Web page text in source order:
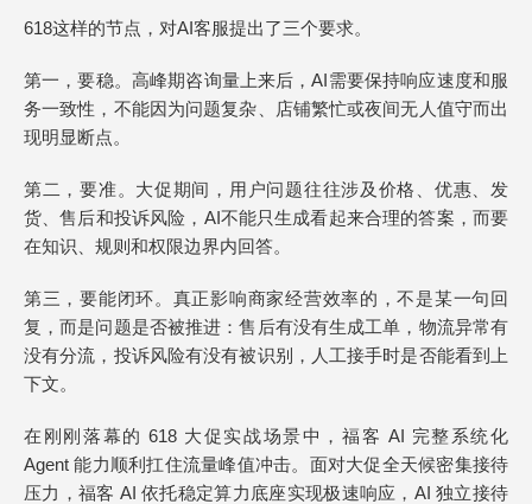
618这样的节点，对AI客服提出了三个要求。
第一，要稳。高峰期咨询量上来后，AI需要保持响应速度和服
务一致性，不能因为问题复杂、店铺繁忙或夜间无人值守而出
现明显断点。
第二，要准。大促期间，用户问题往往涉及价格、优惠、发
货、售后和投诉风险，AI不能只生成看起来合理的答案，而要
在知识、规则和权限边界内回答。
第三，要能闭环。真正影响商家经营效率的，不是某一句回
复，而是问题是否被推进：售后有没有生成工单，物流异常有
没有分流，投诉风险有没有被识别，人工接手时是否能看到上
下文。
在刚刚落幕的 618 大促实战场景中，福客 AI 完整系统化
Agent 能力顺利扛住流量峰值冲击。面对大促全天候密集接待
压力，福客 AI 依托稳定算力底座实现极速响应，AI 独立接待